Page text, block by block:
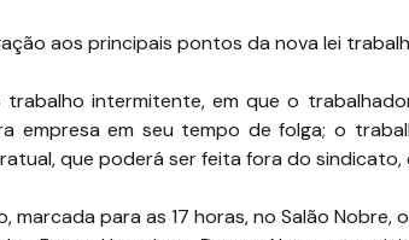
aos principais pontos da nova lei
intermitente, em que o
empresa em seu tempo de folga; o
que poderá ser feita fora do
para as 17 horas, no Salão Nobre,